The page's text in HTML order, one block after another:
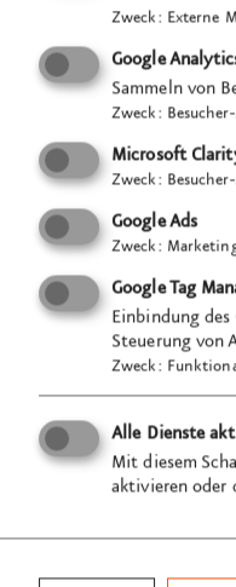
Zweck: Externe
Google
Sammeln von
Zweck:
Microsoft
Zweck:
Google Ads
Zweck:
Google Tag
Einbindung des
Steuerung von
Zweck:
Alle Dienste
Mit diesem
aktivieren oder